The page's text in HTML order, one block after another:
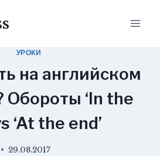
УРОКИ
на английском
Обороты ‘In the
‘At the end’
29.08.2017